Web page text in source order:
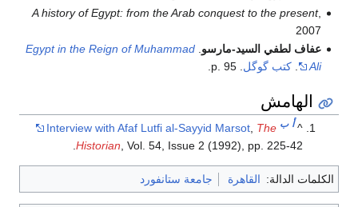
A history of Egypt: from the Arab conquest to the present,
2007
عفاف لطفي السيد-مارسو .
Egypt in the Reign of Muhammad
Ali
.كتب گوگل . p. 95.
الهامش
^أ ب Interview with Afaf Lutfi al-Sayyid Marsot, The
Historian, Vol. 54, Issue 2 (1992), pp. 225-42.
الكلمات الدالة: القاهرة جامعة ستانفورد